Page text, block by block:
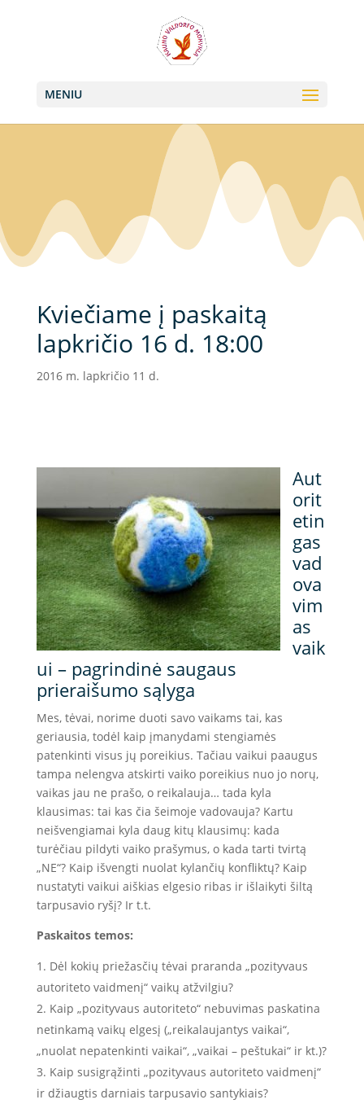
MENIU
Kviečiame į paskaitą
lapkričio 16 d. 18:00
2016 m. lapkričio 11 d.
Aut
orit
etin
gas
vad
ova
vim
as
vaik
ui – pagrindinė saugaus
prieraišumo sąlyga
Mes, tėvai, norime duoti savo vaikams tai, kas
geriausia, todėl kaip įmanydami stengiamės
patenkinti visus jų poreikius. Tačiau vaikui paaugus
tampa nelengva atskirti vaiko poreikius nuo jo norų,
vaikas jau ne prašo, o reikalauja… tada kyla
klausimas: tai kas čia šeimoje vadovauja? Kartu
neišvengiamai kyla daug kitų klausimų: kada
turėčiau pildyti vaiko prašymus, o kada tarti tvirtą
„NE“? Kaip išvengti nuolat kylančių konfliktų? Kaip
nustatyti vaikui aiškias elgesio ribas ir išlaikyti šiltą
tarpusavio ryšį? Ir t.t.
Paskaitos temos:
Dėl kokių priežasčių tėvai praranda „pozityvaus
autoriteto vaidmenį“ vaikų atžvilgiu?
Kaip „pozityvaus autoriteto“ nebuvimas paskatina
netinkamą vaikų elgesį („reikalaujantys vaikai“,
„nuolat nepatenkinti vaikai“, „vaikai – peštukai“ ir kt.)?
Kaip susigrąžinti „pozityvaus autoriteto vaidmenį“
ir džiaugtis darniais tarpusavio santykiais?